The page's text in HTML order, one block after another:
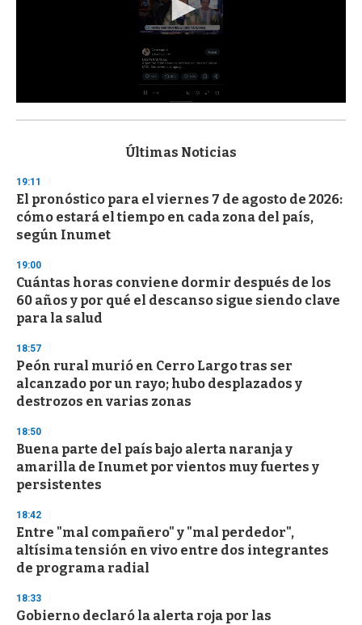
s
d
s
o
f
3
s
e
c
o
n
d
Últimas Noticias
19:11
El pronóstico para el viernes 7 de agosto de 2026:
cómo estará el tiempo en cada zona del país,
según Inumet
19:00
Cuántas horas conviene dormir después de los
60 años y por qué el descanso sigue siendo clave
para la salud
18:57
Peón rural murió en Cerro Largo tras ser
alcanzado por un rayo; hubo desplazados y
destrozos en varias zonas
18:50
Buena parte del país bajo alerta naranja y
amarilla de Inumet por vientos muy fuertes y
persistentes
18:42
Entre "mal compañero" y "mal perdedor",
altísima tensión en vivo entre dos integrantes
de programa radial
18:33
Gobierno declaró la alerta roja por las